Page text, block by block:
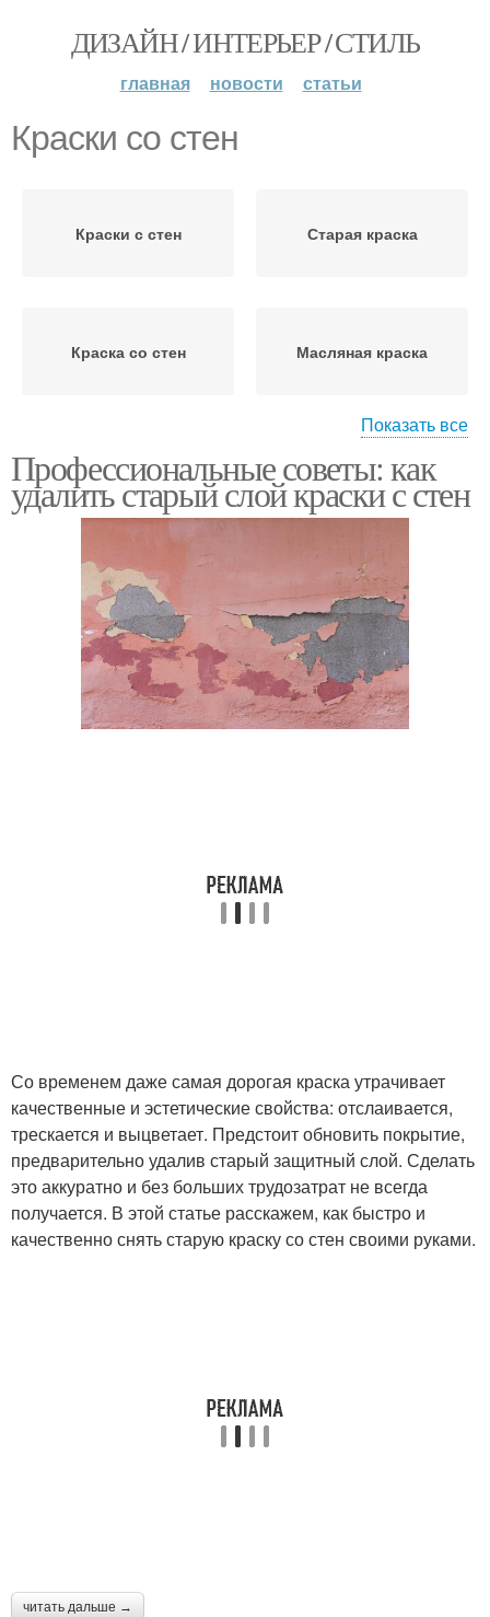
ДИЗАЙН / ИНТЕРЬЕР / СТИЛЬ
главная новости статьи
Краски со стен
Краски с стен Старая краска
Краска со стен Масляная краска
Стен от краски
стены
Краска с дерева Краски с дерева
Краска с плащевой
ткани
Краски с одежды
поверхности
условиях
Краски с бетонных стен Краски с металла
Показать все
Профессиональные советы: как
удалить старый слой краски с стен
Со временем даже самая дорогая краска утрачивает
качественные и эстетические свойства: отслаивается,
трескается и выцветает. Предстоит обновить покрытие,
предварительно удалив старый защитный слой. Сделать
это аккуратно и без больших трудозатрат не всегда
получается. В этой статье расскажем, как быстро и
качественно снять старую краску со стен своими руками.
читать дальше →